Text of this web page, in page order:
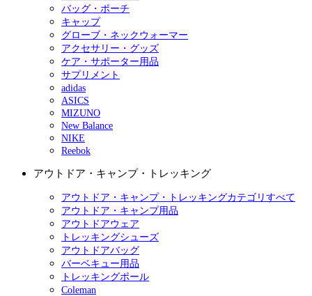
バッグ・ポーチ
キャップ
グローブ・ネックウォーマー
アクセサリー・グッズ
ケア・サポーター用品
サプリメント
adidas
ASICS
MIZUNO
New Balance
NIKE
Reebok
アウトドア・キャンプ・トレッキング
アウトドア・キャンプ・トレッキングカテゴリすべて
アウトドア・キャンプ用品
アウトドアウェア
トレッキングシューズ
アウトドアバッグ
バーベキュー用品
トレッキングポール
Coleman